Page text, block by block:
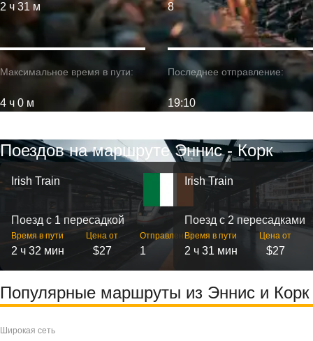
2 ч 31 м
Максимальное время в пути:
4 ч 0 м
8
Последнее отправление:
19:10
Поездов на маршруте Эннис - Корк
Irish Train
Поезд с 1 пересадкой
Время в пути
2 ч 32 мин
Цена от
$27
Отправлений
1
Irish Train
Поезд с 2 пересадками
Время в пути
2 ч 31 мин
Цена от
$27
Популярные маршруты из Эннис и Корк
Широкая сеть